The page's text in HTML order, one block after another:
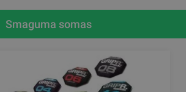
Smaguma somas